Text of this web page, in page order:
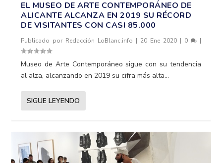
EL MUSEO DE ARTE CONTEMPORÁNEO DE
ALICANTE ALCANZA EN 2019 SU RÉCORD
DE VISITANTES CON CASI 85.000
Publicado por Redacción LoBlanc.info | 20 Ene 2020| 0 |
Museo de Arte Contemporáneo sigue con su tendencia
al alza, alcanzando en 2019 su cifra más alta...
SIGUE LEYENDO